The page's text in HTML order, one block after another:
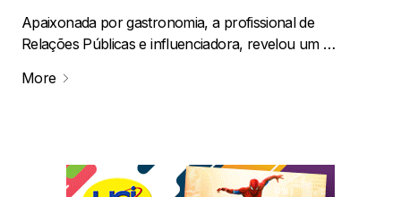
Apaixonada por gastronomia, a profissional de
Relações Públicas e influenciadora, revelou um …
More